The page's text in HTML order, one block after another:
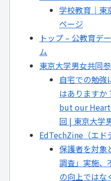
学校教育｜東
ページ
トップ – 公教育デ
ム
東京大学男女共同
自宅での勉強
はあります
but our
回 | 東京大学
EdTechZine（エド
保護者を対象
調査」実施、
の向上ではな